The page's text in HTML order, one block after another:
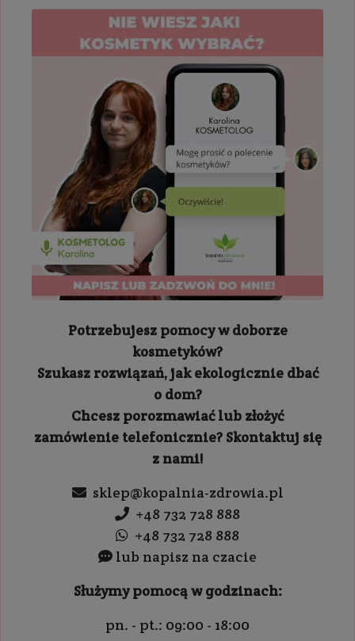
Potrzebujesz pomocy w doborze
kosmetyków?
Szukasz rozwiązań, jak ekologicznie dbać
o dom?
Chcesz porozmawiać lub złożyć
zamówienie telefonicznie? Skontaktuj się
z nami!
sklep@kopalnia-zdrowia.pl
+48 732 728 888
+48 732 728 888
lub napisz na czacie
Służymy pomocą w godzinach:
pn. - pt.: 09:00 - 18:00